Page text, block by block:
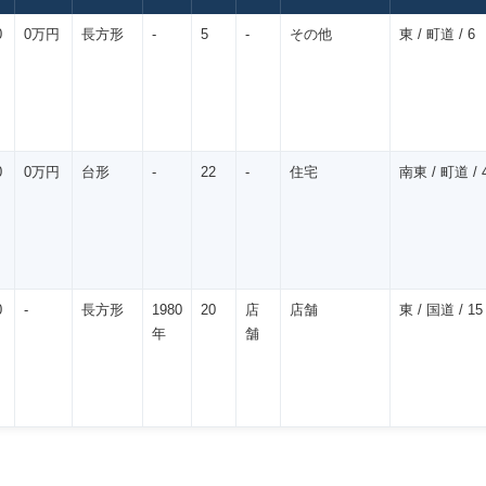
0万円 長方形 - 5 - その他 東 / 町道 / 6
0万円 台形 - 22 - 住宅 南東 / 町道 /
- 長方形
1980
年
20
店
舗
店舗 東 / 国道 / 15